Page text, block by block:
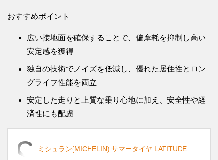
おすすめポイント
広い接地面を確保することで、偏摩耗を抑制し高い
安定感を獲得
独自の技術でノイズを低減し、優れた居住性とロン
グライフ性能を両立
安定した走りと上質な乗り心地に加え、安全性や経
済性にも配慮
ミシュラン(MICHELIN) サマータイヤ LATITUDE